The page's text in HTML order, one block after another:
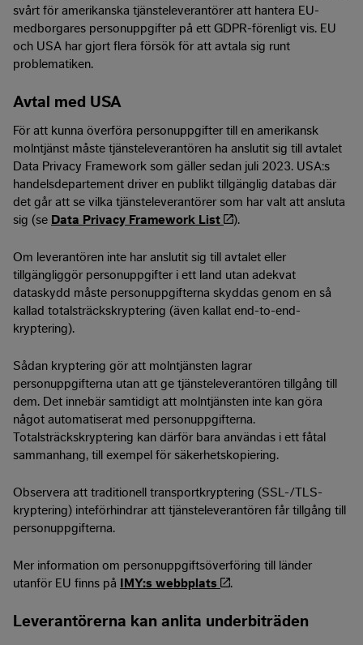
svårt för amerikanska tjänsteleverantörer att hantera EU-
medborgares personuppgifter på ett GDPR-förenligt vis. EU
och USA har gjort flera försök för att avtala sig runt
problematiken.
Avtal med USA
För att kunna överföra personuppgifter till en amerikansk
molntjänst måste tjänsteleverantören ha anslutit sig till avtalet
Data Privacy Framework som gäller sedan juli 2023. USA:s
handelsdepartement driver en publikt tillgänglig databas där
det går att se vilka tjänsteleverantörer som har valt att ansluta
sig (se Data Privacy Framework List ).
Om leverantören inte har anslutit sig till avtalet eller
tillgängliggör personuppgifter i ett land utan adekvat
dataskydd måste personuppgifterna skyddas genom en så
kallad totalsträckskryptering (även kallat end-to-end-
kryptering).
Sådan kryptering gör att molntjänsten lagrar
personuppgifterna utan att ge tjänsteleverantören tillgång till
dem. Det innebär samtidigt att molntjänsten inte kan göra
något automatiserat med personuppgifterna.
Totalsträckskryptering kan därför bara användas i ett fåtal
sammanhang, till exempel för säkerhetskopiering.
Observera att traditionell transportkryptering (SSL-/TLS-
kryptering) inteförhindrar att tjänsteleverantören får tillgång till
personuppgifterna.
Mer information om personuppgiftsöverföring till länder
utanför EU finns på
IMY:s webbplats .
Leverantörerna kan anlita underbiträden